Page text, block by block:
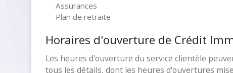
Assurances
Plan de retraite
Horaires d'ouverture de Crédit
Les heures d'ouverture du service clientèle
tous les détails, dont les heures d'ouvertures